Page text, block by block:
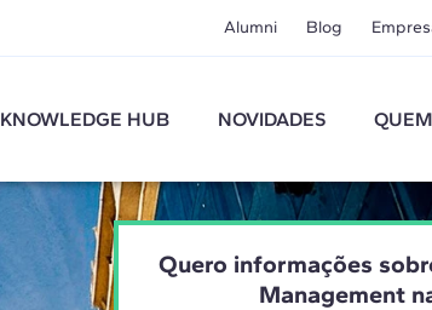
Alumni Blog
KNOWLEDGE HUB NOVIDADES
Quero informações
Management